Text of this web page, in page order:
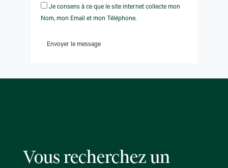
Je consens à ce que le site internet collecte mon
Nom, mon Email et mon Téléphone.
Envoyer le message
Vous recherchez un